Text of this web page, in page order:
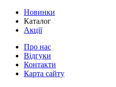
Новинки
Каталог
Акції
Про нас
Відгуки
Контакти
Карта сайту